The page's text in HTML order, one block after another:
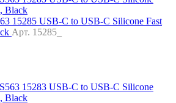
15285 USB-C to USB-C Silicone Fast
Арт. 15285_